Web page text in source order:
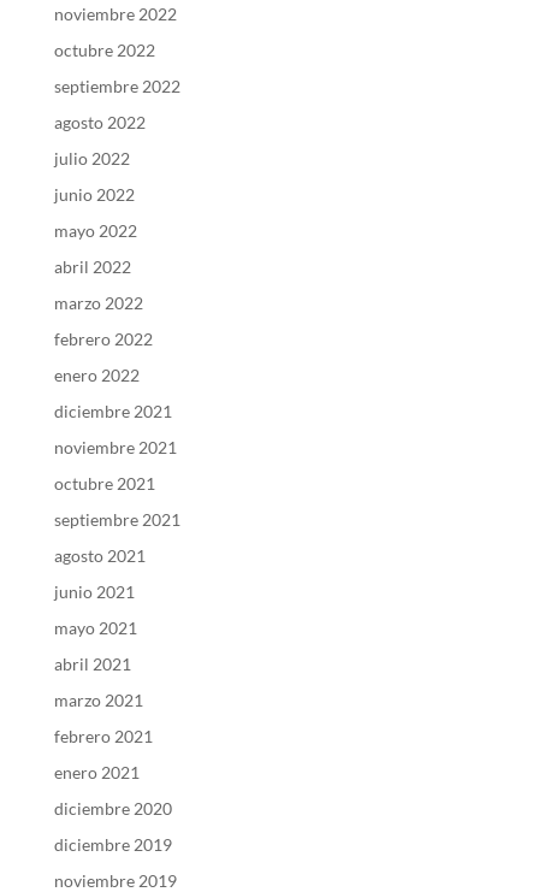
noviembre 2022
octubre 2022
septiembre 2022
agosto 2022
julio 2022
junio 2022
mayo 2022
abril 2022
marzo 2022
febrero 2022
enero 2022
diciembre 2021
noviembre 2021
octubre 2021
septiembre 2021
agosto 2021
junio 2021
mayo 2021
abril 2021
marzo 2021
febrero 2021
enero 2021
diciembre 2020
diciembre 2019
noviembre 2019